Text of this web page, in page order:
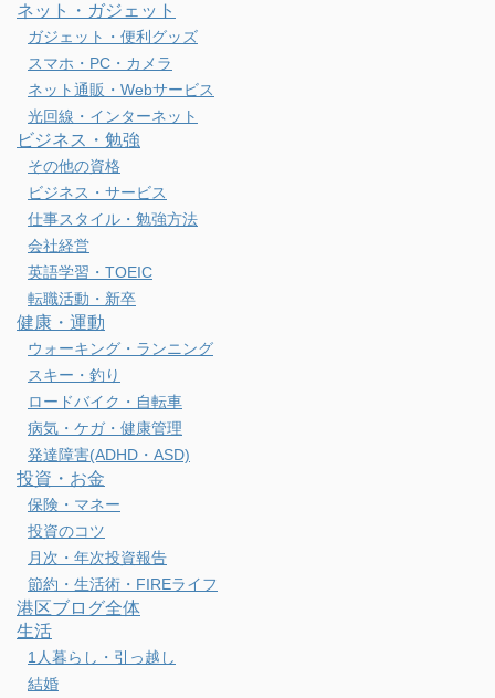
ネット・ガジェット
ガジェット・便利グッズ
スマホ・PC・カメラ
ネット通販・Webサービス
光回線・インターネット
ビジネス・勉強
その他の資格
ビジネス・サービス
仕事スタイル・勉強方法
会社経営
英語学習・TOEIC
転職活動・新卒
健康・運動
ウォーキング・ランニング
スキー・釣り
ロードバイク・自転車
病気・ケガ・健康管理
発達障害(ADHD・ASD)
投資・お金
保険・マネー
投資のコツ
月次・年次投資報告
節約・生活術・FIREライフ
港区ブログ全体
生活
1人暮らし・引っ越し
結婚